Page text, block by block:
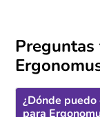
Preguntas
¿Dónde
para